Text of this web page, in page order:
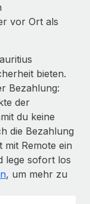
vor Ort als
bieten.
Bezahlung:
der
du keine
die Bezahlung
Remote ein
lege sofort los
, um mehr zu